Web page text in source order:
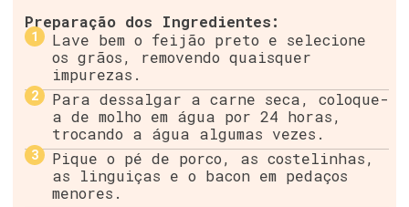
Preparação dos Ingredientes:
Lave bem o feijão preto e selecione
os grãos, removendo quaisquer
impurezas.
Para dessalgar a carne seca, coloque-
a de molho em água por 24 horas,
trocando a água algumas vezes.
Pique o pé de porco, as costelinhas,
as linguiças e o bacon em pedaços
menores.